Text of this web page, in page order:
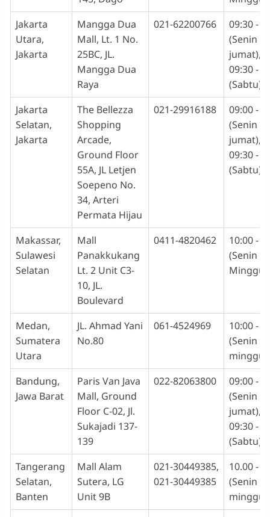
Jakarta
Utara,
Jakarta
Mangga Dua
Mall, Lt. 1 No.
25BC, JL.
Mangga Dua
Raya
021-62200766
09:30 -
(Senin -
jumat),
09:30 -
(Sabtu)
Jakarta
Selatan,
Jakarta
The Bellezza
Shopping
Arcade,
Ground Floor
55A, JL Letjen
Soepeno No.
34, Arteri
Permata Hijau
021-29916188
09:00 -
(Senin -
jumat),
09:30 -
(Sabtu)
Makassar,
Sulawesi
Selatan
Mall
Panakkukang
Lt. 2 Unit C3-
10, JL.
Boulevard
0411-4820462
10:00 -
(Senin -
Minggu)
Medan,
Sumatera
Utara
JL. Ahmad Yani
No.80
061-4524969
10:00 -
(Senin -
minggu)
Bandung,
Jawa Barat
Paris Van Java
Mall, Ground
Floor C-02, Jl.
Sukajadi 137-
139
022-82063800
09:00 -
(Senin -
jumat),
09:30 -
(Sabtu)
Tangerang
Selatan,
Banten
Mall Alam
Sutera, LG
Unit 9B
021-30449385,
021-30449385
10.00 -
(Senin -
minggu)